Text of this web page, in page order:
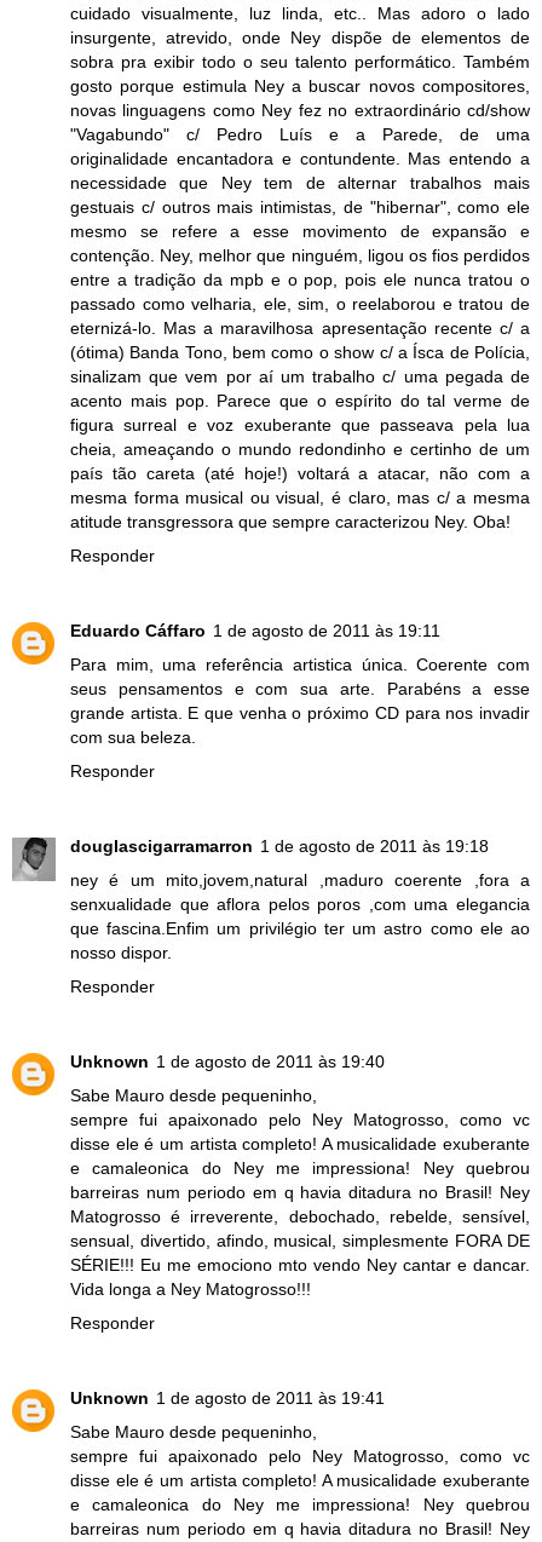
cuidado visualmente, luz linda, etc.. Mas adoro o lado
insurgente, atrevido, onde Ney dispõe de elementos de
sobra pra exibir todo o seu talento performático. Também
gosto porque estimula Ney a buscar novos compositores,
novas linguagens como Ney fez no extraordinário cd/show
"Vagabundo" c/ Pedro Luís e a Parede, de uma
originalidade encantadora e contundente. Mas entendo a
necessidade que Ney tem de alternar trabalhos mais
gestuais c/ outros mais intimistas, de "hibernar", como ele
mesmo se refere a esse movimento de expansão e
contenção. Ney, melhor que ninguém, ligou os fios perdidos
entre a tradição da mpb e o pop, pois ele nunca tratou o
passado como velharia, ele, sim, o reelaborou e tratou de
eternizá-lo. Mas a maravilhosa apresentação recente c/ a
(ótima) Banda Tono, bem como o show c/ a Ísca de Polícia,
sinalizam que vem por aí um trabalho c/ uma pegada de
acento mais pop. Parece que o espírito do tal verme de
figura surreal e voz exuberante que passeava pela lua
cheia, ameaçando o mundo redondinho e certinho de um
país tão careta (até hoje!) voltará a atacar, não com a
mesma forma musical ou visual, é claro, mas c/ a mesma
atitude transgressora que sempre caracterizou Ney. Oba!
Responder
Eduardo Cáffaro 1 de agosto de 2011 às 19:11
Para mim, uma referência artistica única. Coerente com
seus pensamentos e com sua arte. Parabéns a esse
grande artista. E que venha o próximo CD para nos invadir
com sua beleza.
Responder
douglascigarramarron 1 de agosto de 2011 às 19:18
ney é um mito,jovem,natural ,maduro coerente ,fora a
senxualidade que aflora pelos poros ,com uma elegancia
que fascina.Enfim um privilégio ter um astro como ele ao
nosso dispor.
Responder
Unknown 1 de agosto de 2011 às 19:40
Sabe Mauro desde pequeninho,
sempre fui apaixonado pelo Ney Matogrosso, como vc
disse ele é um artista completo! A musicalidade exuberante
e camaleonica do Ney me impressiona! Ney quebrou
barreiras num periodo em q havia ditadura no Brasil! Ney
Matogrosso é irreverente, debochado, rebelde, sensível,
sensual, divertido, afindo, musical, simplesmente FORA DE
SÉRIE!!! Eu me emociono mto vendo Ney cantar e dancar.
Vida longa a Ney Matogrosso!!!
Responder
Unknown 1 de agosto de 2011 às 19:41
Sabe Mauro desde pequeninho,
sempre fui apaixonado pelo Ney Matogrosso, como vc
disse ele é um artista completo! A musicalidade exuberante
e camaleonica do Ney me impressiona! Ney quebrou
barreiras num periodo em q havia ditadura no Brasil! Ney